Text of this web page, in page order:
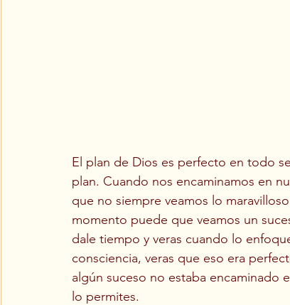
El plan de Dios es perfecto en todo
plan. Cuando nos encaminamos en
que no siempre veamos lo
momento puede que veamos un
dale tiempo y veras cuando lo
consciencia, veras que eso era
algún suceso no estaba encaminado
lo permites.